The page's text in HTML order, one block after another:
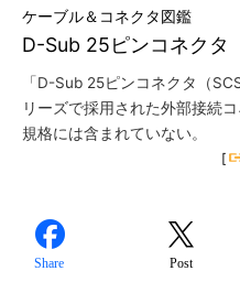
D-Sub 25ピンコネクタ
ケーブル＆コネクタ図鑑
「D-Sub 25ピンコネクタ（
リーズで採用された外部接続
規格には含まれていない。
[
Share Post